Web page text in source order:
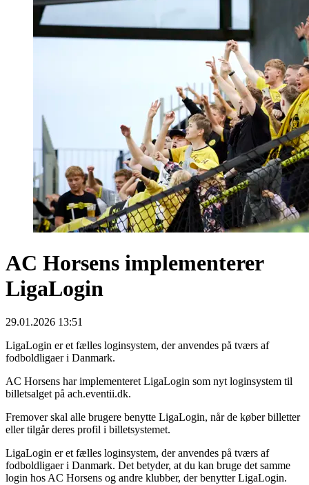
AC Horsens implementerer
LigaLogin
29.01.2026 13:51
LigaLogin er et fælles loginsystem, der anvendes på tværs af
fodboldligaer i Danmark.
AC Horsens har implementeret LigaLogin som nyt loginsystem til
billetsalget på ach.eventii.dk.
Fremover skal alle brugere benytte LigaLogin, når de køber billetter
eller tilgår deres profil i billetsystemet.
LigaLogin er et fælles loginsystem, der anvendes på tværs af
fodboldligaer i Danmark. Det betyder, at du kan bruge det samme
login hos AC Horsens og andre klubber, der benytter LigaLogin.